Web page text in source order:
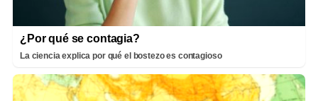
¿Por qué se contagia?
La ciencia explica por qué el bostezo es contagioso